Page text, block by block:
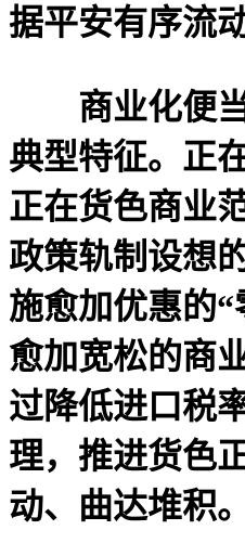
据平安有序流动
商业化便当
典型特征。正
正在货色商业
政策轨制设想
施愈加优惠的“
愈加宽松的商
过降低进口税
理，推进货色
动、曲达堆积。